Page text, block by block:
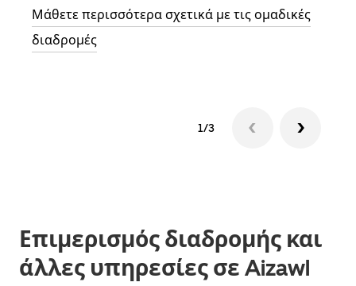
Μάθετε περισσότερα σχετικά με τις ομαδικές
διαδρομές
1/3
Επιμερισμός διαδρομής και
άλλες υπηρεσίες σε Aizawl